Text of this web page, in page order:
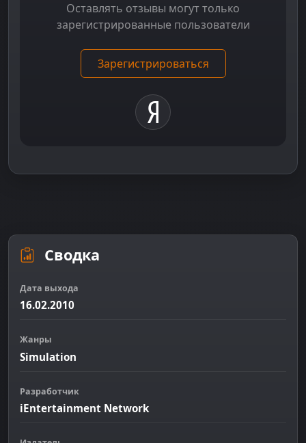
Оставлять отзывы могут только
зарегистрированные пользователи
Зарегистрироваться
Сводка
Дата выхода
16.02.2010
Жанры
Simulation
Разработчик
iEntertainment Network